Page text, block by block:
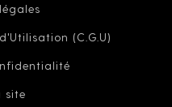
(C.G.U)
site